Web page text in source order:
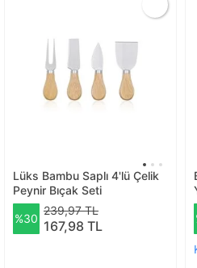
Lüks Bambu Saplı 4'lü Çelik
Peynir Bıçak Seti
%30
239,97 TL
167,98 TL